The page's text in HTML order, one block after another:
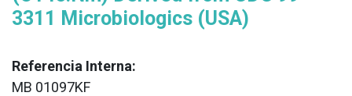
3311 Microbiologics (USA)
Referencia Interna:
MB 01097KF